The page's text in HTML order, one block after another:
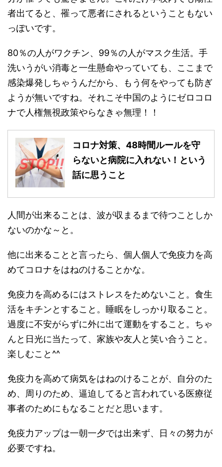
者出てると、罹って悪者にされるということもない
っぽいです。
80％の人がワクチン、99％の人がマスク生活。手
洗いうがい消毒と一生懸命やっていても、ここまで
感染爆発しちゃうんだから、もう何をやっても防ぎ
ようが無いですね。それこそ中国のようにゼロコロ
ナで人権無視政策やらなきゃ無理！！
コロナ対策、48時間ルールを守
らないと病院に入れない！という
話に思うこと
人間が出来ることは、波が収まるまで待つことしか
ないのかな～と。
他に出来ることと言ったら、個人個人で免疫力を高
めてコロナをはねのけることかな。
免疫力を高めるにはストレスをためないこと。食生
活をキチンとすること。睡眠をしっかり取ること。
過度に不安がらずに外に出て運動をすること。ちゃ
んと日光に当たって、家族や友人と笑い合うこと。
楽しむこと^^
免疫力を高めて病気をはねのけることが、自分のた
め、周りのため、逼迫してると言われている医療従
事者のためにもなることだと思います。
免疫力アップは一朝一夕では出来ず、日々の努力が
必要ですね。